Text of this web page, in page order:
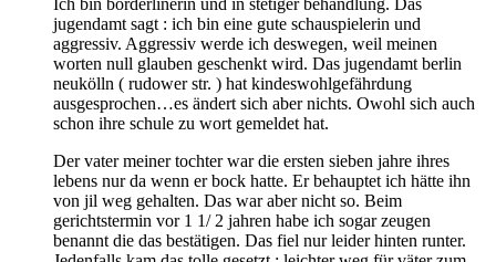
jugendamt sagt : ich bin eine gute schauspielerin und
aggressiv. Aggressiv werde ich deswegen, weil meinen
worten null glauben geschenkt wird. Das jugendamt berlin
neukölln ( rudower str. ) hat kindeswohlgefährdung
ausgesprochen…es ändert sich aber nichts. Owohl sich auch
schon ihre schule zu wort gemeldet hat.
Der vater meiner tochter war die ersten sieben jahre ihres
lebens nur da wenn er bock hatte. Er behauptet ich hätte ihn
von jil weg gehalten. Das war aber nicht so. Beim
gerichtstermin vor 1 1/ 2 jahren habe ich sogar zeugen
benannt die das bestätigen. Das fiel nur leider hinten runter.